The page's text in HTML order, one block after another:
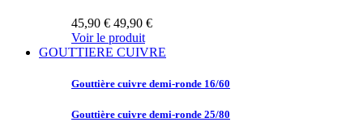
45,90 € 49,90 €
Voir le produit
GOUTTIERE CUIVRE
Gouttière cuivre demi-ronde 16/60
Gouttière cuivre demi-ronde 25/80